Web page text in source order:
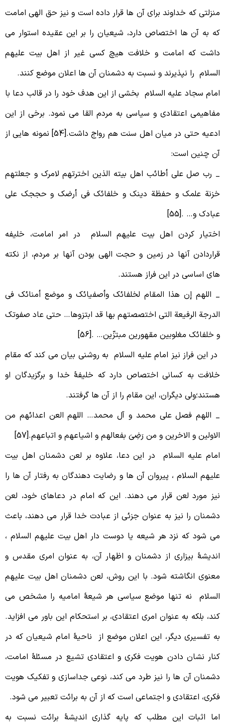
که خداوند برای آن ها قرار داده است و نیز حق الهی امامت
به آن ها اختصاص دارد، شیعیان را بر این عقیده استوار می
که امامت و خلافت هیچ کسی غیر از اهل بیت علیهم
را نپذیرند و نسبت به دشمنان آن ها اعلان موضع کنند.
سجاد علیه السلام بخشی از این هدف خود را در قالب دعا با
اعتقادی و سیاسی به مردم القا می نمود. برخی از این
ادعیه حتی در میان اهل سنت هم رواج داشت.[54] نمونه هایی از
چنین است:
رب صل علی أطائب اهل بیته الذین اخترتهم لامرک و جعلتهم
علمک و حفظة دینک و خلفائک فی أرضک و حججک علی
و… .[55]
کردن اهل بیت علیهم السلام در امر امامت، خلیفه
آنها در زمین و حجت الهی بودن آنها بر مردم، از نکته
اساسی در این فراز هستند.
اللهم إن هذا المقام لخلفائک وأصفیائک و موضع أمنائک فی
الرفیعة التی اختصصتهم بها قد ابتزوها… حتی عاد صفوتک
خلفائک مغلوبین مقهورین مبتزّین… .[56]
این فراز نیز امام علیه السلام به روشنی بیان می کند که مقام
به کسانی اختصاص دارد که خلیفۀ خدا و برگزیدگان او
دیگران، این مقام را از آن ها گرفتند.
اللهم فصل علی محمد و آل محمد… اللهم العن اعدائهم من
و الاخرین و من رَضِیَ بفعالهم و اشیاعهم و اتباعهم.[57]
علیه السلام در این دعا، علاوه بر لعن دشمنان اهل بیت
السلام ، پیروان آن ها و رضایت دهندگان به رفتار آن ها را
مورد لعن قرار می دهند. این که امام در دعاهای خود، لعن
را نیز به عنوان جزئی از عبادت خدا قرار می دهند، باعث
شود که نزد هر شیعه یا دوست دار اهل بیت علیهم السلام ،
بیزاری از دشمنان و اظهار آن، به عنوان امری مقدس و
انگاشته شود. با این روش، لعن دشمنان اهل بیت علیهم
نه تنها موضع سیاسی هر شیعۀ امامیه را مشخص می
بلکه به عنوان امری اعتقادی، بر استحکام این باور می افزاید.
تفسیری دیگر، این اعلان موضع از ناحیۀ امام شیعیان که در
نشان دادن هویت فکری و اعتقادی تشیع در مسئلۀ امامت،
آن ها را نیز طرد می کند، نوعی جداسازی و تفکیک هویت
اعتقادی و اجتماعی است که از آن به برائت تعبیر می شود.
اثبات این مطلب که پایه گذاری اندیشۀ برائت نسبت به